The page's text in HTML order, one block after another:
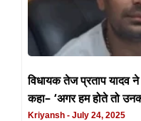
विधायक तेज प्रताप यादव ने
कहा– ‘अगर हम होते तो
Kriyansh July 24, 2025